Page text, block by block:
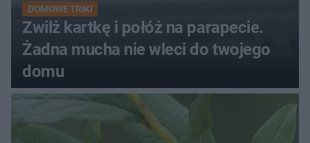
DOMOWE TRIKI
Zwilż kartkę i połóż na parapecie.
Żadna mucha nie wleci do twojego
domu